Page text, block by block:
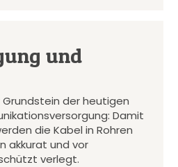
und
der heutigen
Damit
die Kabel in Rohren
akkurat und vor
verlegt.